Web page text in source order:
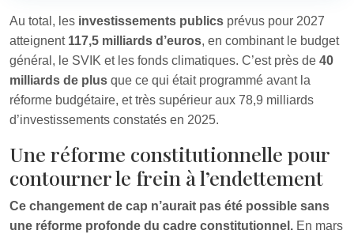
Au total, les investissements publics prévus pour 2027
atteignent 117,5 milliards d’euros, en combinant le budget
général, le SVIK et les fonds climatiques. C’est près de 40
milliards de plus que ce qui était programmé avant la
réforme budgétaire, et très supérieur aux 78,9 milliards
d’investissements constatés en 2025.
Une réforme constitutionnelle pour
contourner le frein à l’endettement
Ce changement de cap n’aurait pas été possible sans
une réforme profonde du cadre constitutionnel. En mars